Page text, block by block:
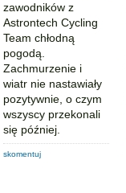
zawodników z
Astrontech Cycling
Team chłodną
pogodą.
Zachmurzenie i
wiatr nie nastawiały
pozytywnie, o czym
wszyscy przekonali
się później.
skomentuj